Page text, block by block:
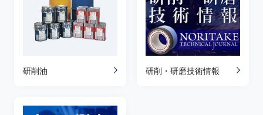
研削油 研削・研磨技術情報